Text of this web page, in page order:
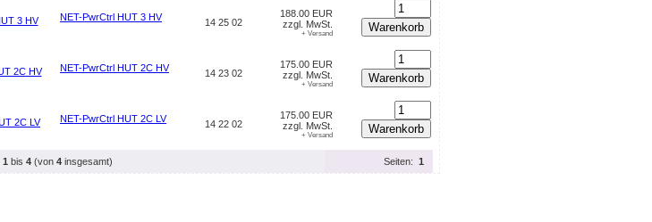
NET-PwrCtrl HUT 3 HV 14 25 02
188.00 EUR
zzgl. MwSt.
+ Versand Warenkorb
NET-PwrCtrl HUT 2C HV 14 23 02
175.00 EUR
zzgl. MwSt.
+ Versand Warenkorb
NET-PwrCtrl HUT 2C LV 14 22 02
175.00 EUR
zzgl. MwSt.
+ Versand Warenkorb
1 bis 4 (von 4 insgesamt) Seiten: 1